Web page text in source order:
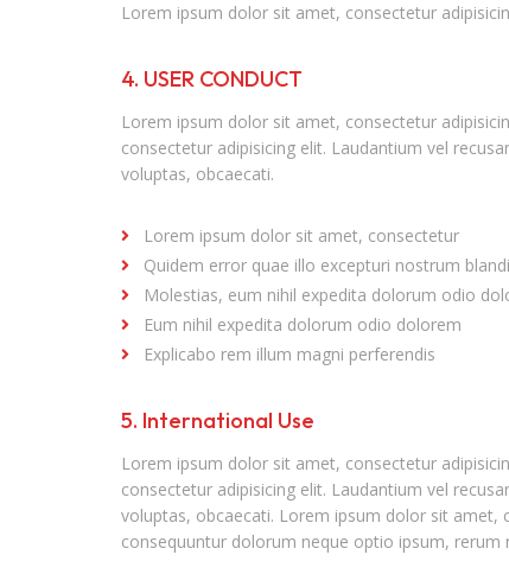
Lorem ipsum dolor sit amet, consectetur
4. USER CONDUCT
Lorem ipsum dolor sit amet, consectetur
consectetur adipisicing elit. Laudantium vel
voluptas, obcaecati.
Lorem ipsum dolor sit amet, consectetur
Quidem error quae illo excepturi nostrum
Molestias, eum nihil expedita dolorum odio
Eum nihil expedita dolorum odio dolorem
Explicabo rem illum magni perferendis
5. International Use
Lorem ipsum dolor sit amet, consectetur
consectetur adipisicing elit. Laudantium vel
voluptas, obcaecati. Lorem ipsum dolor sit amet,
consequuntur dolorum neque optio ipsum, rerum